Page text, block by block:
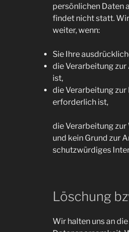
persönlichen Daten
findet nicht statt.
weiter, wenn:
Sie Ihre
die Verarbeitung
ist,
die Verarbeitung
erforderlich ist,
die Verarbeitung
und kein Grund zur
schutzwürdiges
Löschung
Wir halten uns an